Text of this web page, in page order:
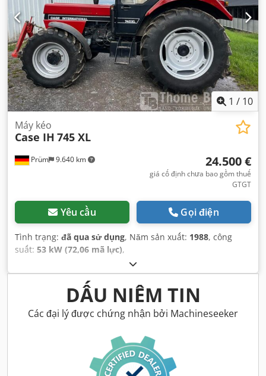
1 / 10
Prüm 9.640 km
Máy kéo
Case IH 745 XL
24.500 €
giá cố định chưa bao gồm thuế
GTGT
Yêu cầu Gọi điện
Tình trạng: đã qua sử dụng, Năm sản xuất: 1988, công
suất: 53 kW (72,06 mã lực),
DẤU NIÊM TIN
Các đại lý được chứng nhận bởi Machineseeker